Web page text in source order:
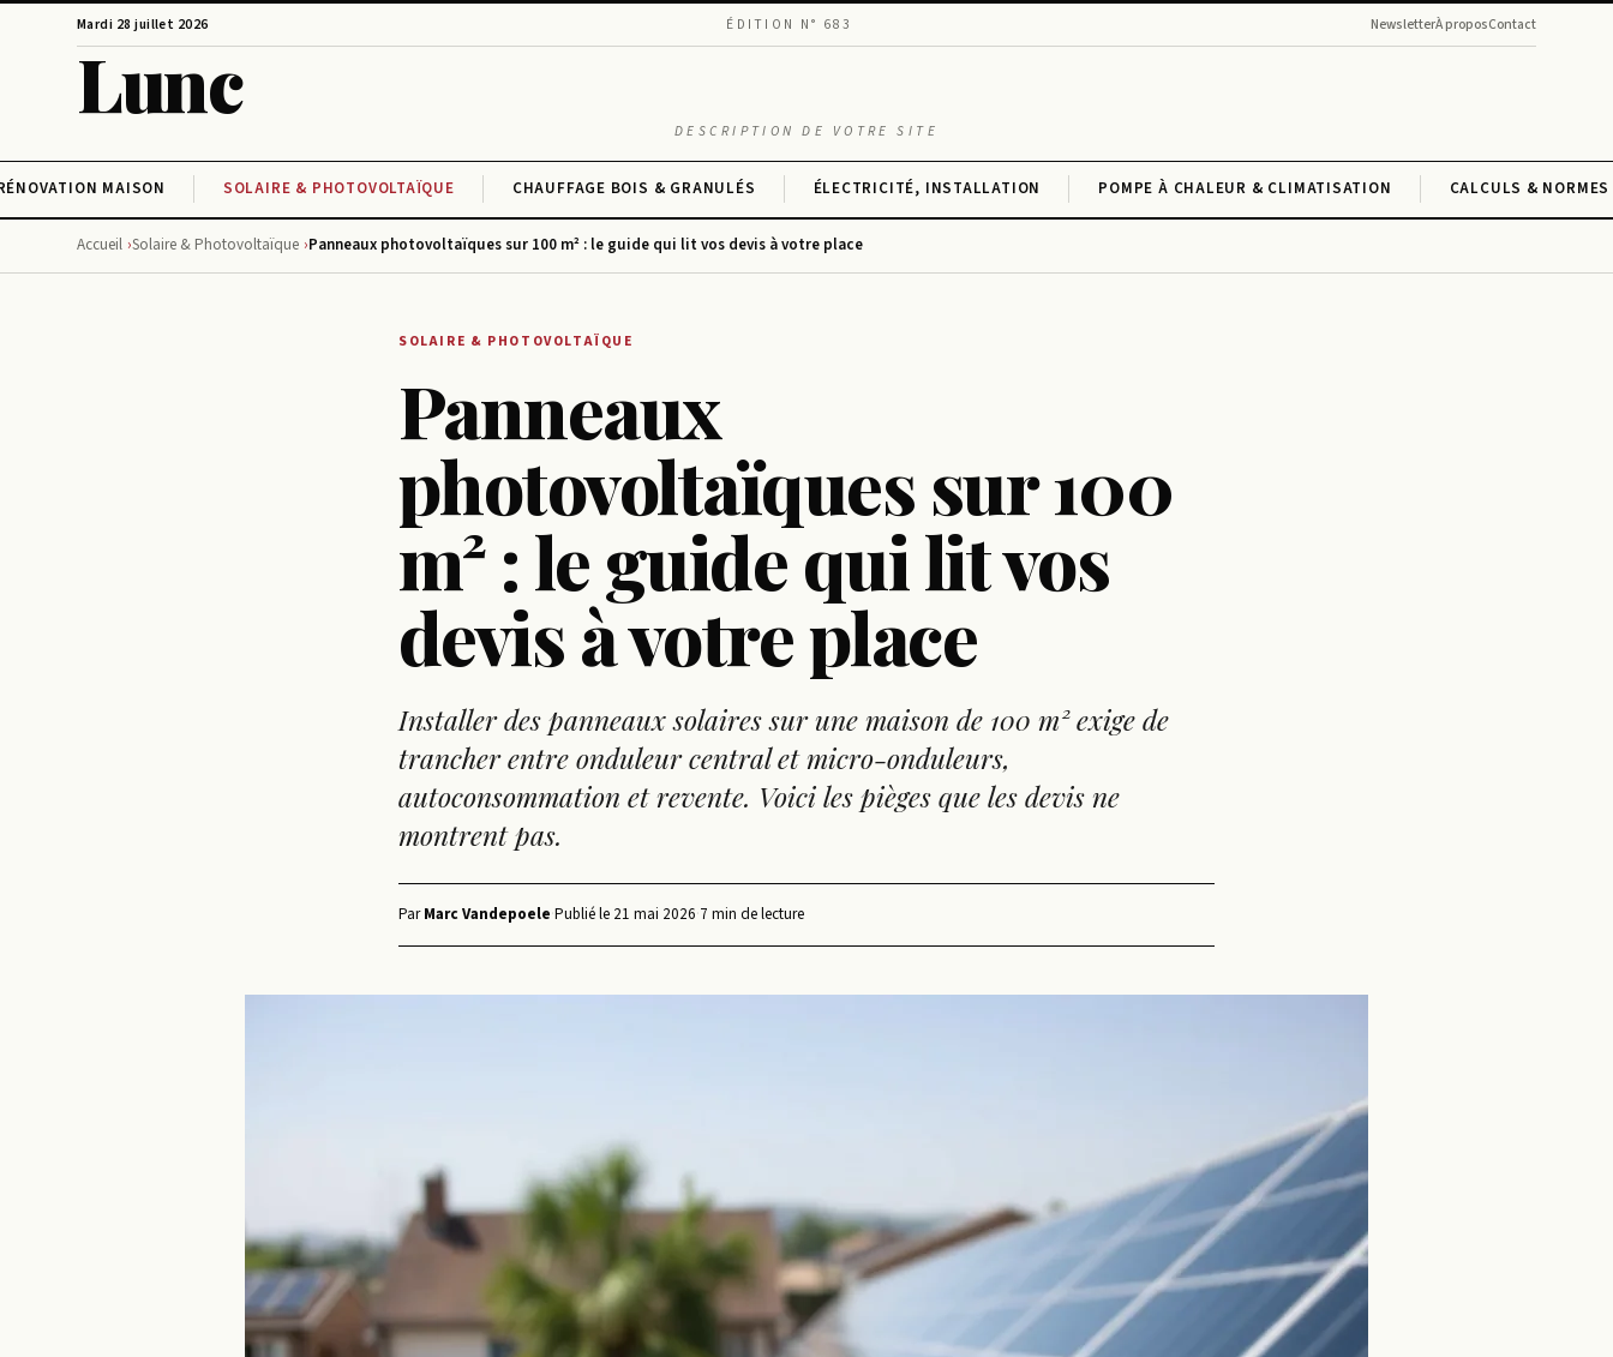
Mardi 28 juillet 2026 ÉDITION N° 683 NewsletterÀ proposContact
Lunc
DESCRIPTION DE VOTRE SITE
MAISON SOLAIRE & PHOTOVOLTAÏQUE CHAUFFAGE BOIS & GRANULÉS ÉLECTRICITÉ, INSTALLATION POMPE À CHALEUR & CLIMATISATION CALCULS &
Accueil Solaire & Photovoltaïque Panneaux photovoltaïques sur 100 m² : le guide qui lit vos devis à votre place
SOLAIRE & PHOTOVOLTAÏQUE
Panneaux
photovoltaïques sur 100
m² : le guide qui lit vos
devis à votre place
Installer des panneaux solaires sur une maison de 100 m² exige de
trancher entre onduleur central et micro-onduleurs,
autoconsommation et revente. Voici les pièges que les devis ne
montrent pas.
ParMarc Vandepoele·Publié le 21 mai 2026·7 min de lecture